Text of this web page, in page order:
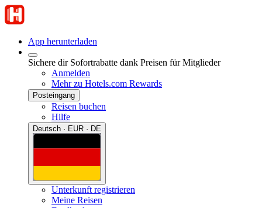
App herunterladen
Sichere dir Sofortrabatte dank Preisen für Mitglieder
Anmelden
Mehr zu Hotels.com Rewards
Posteingang
Reisen buchen
Hilfe
Deutsch · EUR · DE
Unterkunft registrieren
Meine Reisen